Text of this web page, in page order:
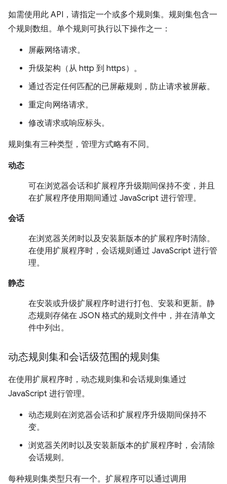
如需使用此 API，请指定一个或多个规则集。规则集包含一
个规则数组。单个规则可执行以下操作之一：
屏蔽网络请求。
升级架构（从 http 到 https）。
通过否定任何匹配的已屏蔽规则，防止请求被屏蔽。
重定向网络请求。
修改请求或响应标头。
规则集有三种类型，管理方式略有不同。
动态
可在浏览器会话和扩展程序升级期间保持不变，并且
在扩展程序使用期间通过 JavaScript 进行管理。
会话
在浏览器关闭时以及安装新版本的扩展程序时清除。
在使用扩展程序时，会话规则通过 JavaScript 进行管
理。
静态
在安装或升级扩展程序时进行打包、安装和更新。静
态规则存储在 JSON 格式的规则文件中，并在清单文
件中列出。
动态规则集和会话级范围的规则集
在使用扩展程序时，动态规则集和会话规则集通过
JavaScript 进行管理。
动态规则在浏览器会话和扩展程序升级期间保持不
变。
浏览器关闭时以及安装新版本的扩展程序时，会清除
会话规则。
每种规则集类型只有一个。扩展程序可以通过调用